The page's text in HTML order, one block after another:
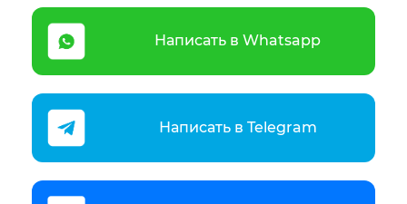
Написать в Whatsapp
Написать в Telegram